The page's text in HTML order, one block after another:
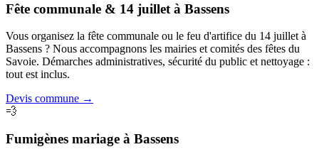
Fête communale & 14 juillet à Bassens
Vous organisez la fête communale ou le feu d'artifice du 14 juillet à
Bassens ? Nous accompagnons les mairies et comités des fêtes du
Savoie. Démarches administratives, sécurité du public et nettoyage :
tout est inclus.
Devis commune →
💨
Fumigènes mariage à Bassens